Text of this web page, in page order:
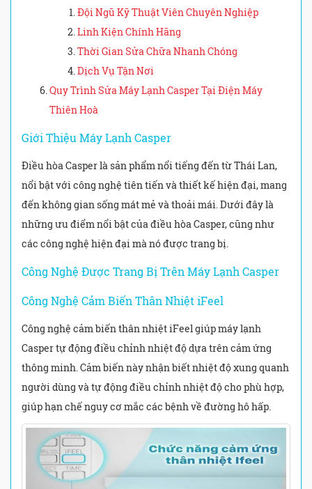
Đội Ngũ Kỹ Thuật Viên Chuyên Nghiệp
Linh Kiện Chính Hãng
Thời Gian Sửa Chữa Nhanh Chóng
Dịch Vụ Tận Nơi
Quy Trình Sửa Máy Lạnh Casper Tại Điện Máy
Thiên Hoà
Giới Thiệu Máy Lạnh Casper
Điều hòa Casper là sản phẩm nổi tiếng đến từ Thái Lan,
nổi bật với công nghệ tiên tiến và thiết kế hiện đại, mang
đến không gian sống mát mẻ và thoải mái. Dưới đây là
những ưu điểm nổi bật của điều hòa Casper, cũng như
các công nghệ hiện đại mà nó được trang bị.
Công Nghệ Được Trang Bị Trên Máy Lạnh Casper
Công Nghệ Cảm Biến Thân Nhiệt iFeel
Công nghệ cảm biến thân nhiệt iFeel giúp máy lạnh
Casper tự động điều chỉnh nhiệt độ dựa trên cảm ứng
thông minh. Cảm biến này nhận biết nhiệt độ xung quanh
người dùng và tự động điều chỉnh nhiệt độ cho phù hợp,
giúp hạn chế nguy cơ mắc các bệnh về đường hô hấp.